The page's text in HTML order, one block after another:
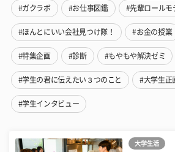
#ガクラボ #お仕事図鑑 #先輩ロールモ
#ほんとにいい会社見つけ隊！ #お金の授業
#特集企画 #診断 #もやもや解決ゼミ
#学生の君に伝えたい３つのこと #大学生正
#学生インタビュー
大学生活